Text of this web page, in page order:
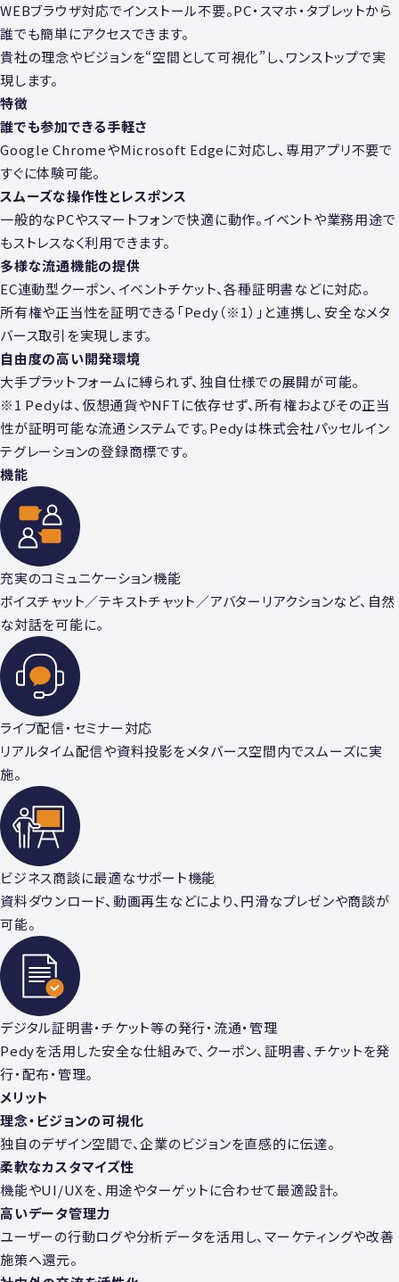
WEBブラウザ対応でインストール不要。PC・スマホ・タブレットから
誰でも簡単にアクセスできます。
貴社の理念やビジョンを“空間として可視化”し、ワンストップで実
現します。
特徴
誰でも参加できる⼿軽さ
Google ChromeやMicrosoft Edgeに対応し、専用アプリ不要で
すぐに体験可能。
スムーズな操作性とレスポンス
⼀般的なPCやスマートフォンで快適に動作。イベントや業務⽤途で
もストレスなく利⽤できます。
多様な流通機能の提供
EC連動型クーポン、イベントチケット、各種証明書などに対応。
所有権や正当性を証明できる「Pedy（※1）」と連携し、安全なメタ
バース取引を実現します。
⾃由度の⾼い開発環境
⼤⼿プラットフォームに縛られず、独⾃仕様での展開が可能。
※1 Pedyは、仮想通貨やNFTに依存せず、所有権およびその正当
性が証明可能な流通システムです。Pedyは株式会社パッセルイン
テグレーションの登録商標です。
機能
充実のコミュニケーション機能
ボイスチャット／テキストチャット／アバターリアクションなど、⾃然
な対話を可能に。
ライブ配信・セミナー対応
リアルタイム配信や資料投影をメタバース空間内でスムーズに実
施。
ビジネス商談に最適なサポート機能
資料ダウンロード、動画再⽣などにより、円滑なプレゼンや商談が
可能。
デジタル証明書・チケット等の発⾏・流通・管理
Pedyを活用した安全な仕組みで、クーポン、証明書、チケットを発
⾏・配布・管理。
メリット
理念・ビジョンの可視化
独⾃のデザイン空間で、企業のビジョンを直感的に伝達。
柔軟なカスタマイズ性
機能やUI/UXを、⽤途やターゲットに合わせて最適設計。
⾼いデータ管理⼒
ユーザーの⾏動ログや分析データを活⽤し、マーケティングや改善
施策へ還元。